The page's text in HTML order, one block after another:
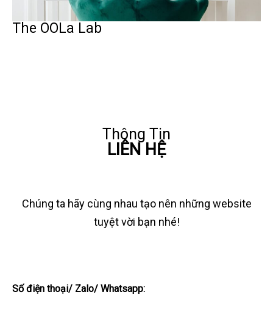
The OOLa Lab
Thông Tin
LIÊN HỆ
Chúng ta hãy cùng nhau tạo nên những website
tuyệt vời bạn nhé!
Số điện thoại/ Zalo/ Whatsapp: